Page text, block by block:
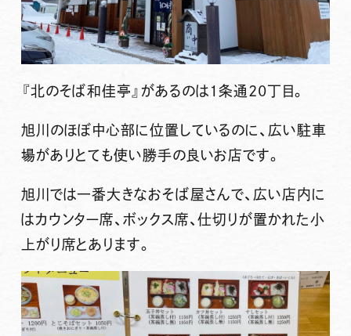
『北のそば和佳亭』 があるのは1条通20丁目。
旭川のほぼ中心部に位置しているのに、広い駐車
場がありとても使い勝手の良いお店です。
旭川では一番大きなおそば屋さんで、広い店内に
はカウンター席、ボックス席、仕切りが置かれた小
上がり席とあります。